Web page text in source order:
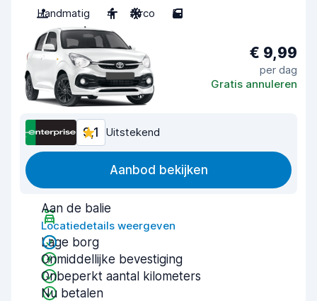
Handmatig
4 Airco 5
€ 9,99
per dag
Gratis annuleren
9,1 Uitstekend
Aanbod bekijken
Aan de balie
Locatiedetails weergeven
Lage borg
Onmiddellijke bevestiging
Onbeperkt aantal kilometers
Nu betalen